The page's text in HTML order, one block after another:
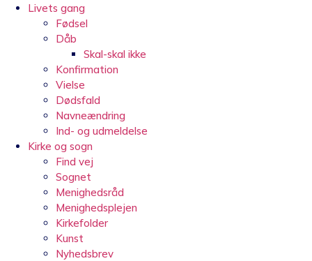
Livets gang
Fødsel
Dåb
Skal-skal ikke
Konfirmation
Vielse
Dødsfald
Navneændring
Ind- og udmeldelse
Kirke og sogn
Find vej
Sognet
Menighedsråd
Menighedsplejen
Kirkefolder
Kunst
Nyhedsbrev